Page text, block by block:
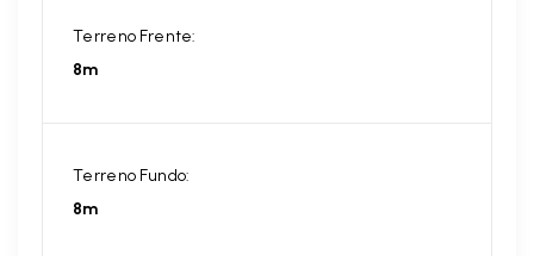
Terreno Frente:
8m
Terreno Fundo:
8m